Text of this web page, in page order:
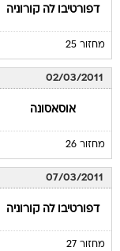
דפורטיבו לה קורוניה
מחזור 25
02/03/2011
אוסאסונה
מחזור 26
07/03/2011
דפורטיבו לה קורוניה
מחזור 27